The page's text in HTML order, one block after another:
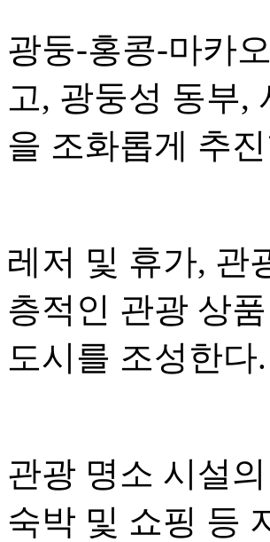
광둥-홍콩-마카
고, 광둥성 동부,
을 조화롭게 추
레저 및 휴가, 관
층적인 관광 상
도시를 조성한다.
관광 명소 시설
숙박 및 쇼핑 등